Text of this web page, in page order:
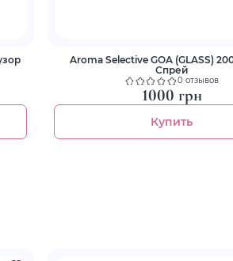
Aroma Selective GOA (GLASS)
Спрей
0 отзывов
1000 грн
Купить